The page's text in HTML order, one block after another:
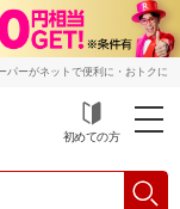
パーがネットで便利に・おトクに
初めての方